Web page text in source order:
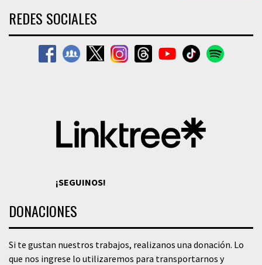
REDES SOCIALES
¡SEGUINOS!
DONACIONES
Si te gustan nuestros trabajos, realizanos una donación. Lo
que nos ingrese lo utilizaremos para transportarnos y